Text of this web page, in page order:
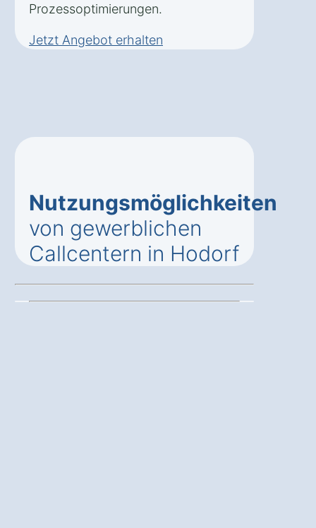
Prozessoptimierungen.
Jetzt Angebot erhalten
Nutzungsmöglichkeiten
von gewerblichen
Callcentern in Hodorf